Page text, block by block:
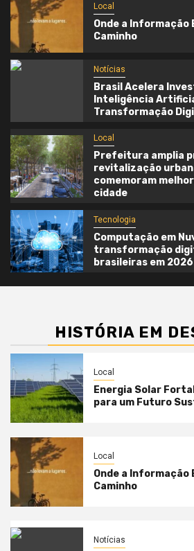
Local
Onde a Informação
Caminho
Notícias
Brasil Acelera
Inteligência
Transformação
Local
Prefeitura amplia
revitalização
comemoram
cidade
Tecnologia
Computação em
transformação
brasileiras em 2026
HISTÓRIA EM
Local
Energia Solar
para um Futuro
Local
Onde a Informação
Caminho
Notícias